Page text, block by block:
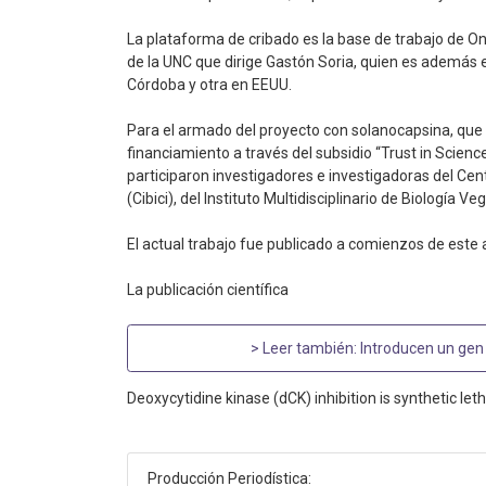
La plataforma de cribado es la base de trabajo de
de la UNC que dirige Gastón Soria, quien es
Córdoba y otra en EEUU.
Para el armado del proyecto con solanocapsina,
financiamiento a través del subsidio “Trust in
participaron investigadores e investigadoras del
(Cibici), del Instituto Multidisciplinario de Biología
El actual trabajo fue publicado a comienzos de este
La publicación científica
> Leer también: Introducen un
Deoxycytidine kinase (dCK) inhibition is synthetic
Producción Periodística: